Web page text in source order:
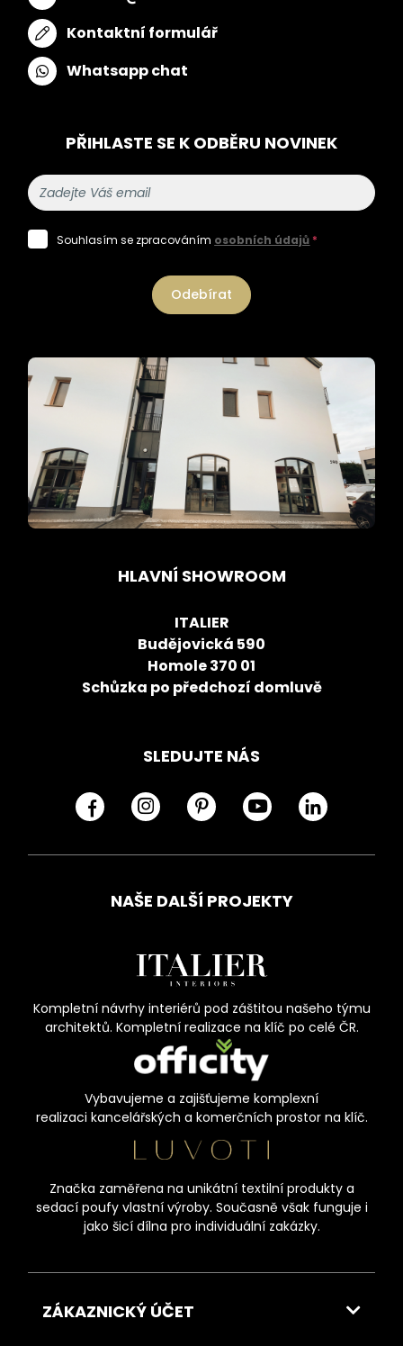
Kontaktní formulář
Whatsapp chat
PŘIHLASTE SE K ODBĚRU NOVINEK
Souhlasím se zpracováním osobních údajů *
Odebírat
HLAVNÍ SHOWROOM
ITALIER
Budějovická 590
Homole 370 01
Schůzka po předchozí domluvě
SLEDUJTE NÁS
NAŠE DALŠÍ PROJEKTY
Kompletní návrhy interiérů pod záštitou našeho týmu
architektů. Kompletní realizace na klíč po celé ČR.
Vybavujeme a zajišťujeme komplexní
realizaci kancelářských a komerčních prostor na klíč.
Značka zaměřena na unikátní textilní produkty a
sedací poufy vlastní výroby. Současně však funguje i
jako šicí dílna pro individuální zakázky.
ZÁKAZNICKÝ ÚČET